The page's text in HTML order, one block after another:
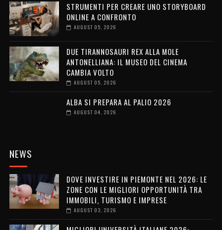
STRUMENTI PER CREARE UNO STORYBOARD
ONLINE A CONFRONTO
AUGUST 05, 2026
DUE TIRANNOSAURI REX ALLA MOLE
ANTONELLIANA: IL MUSEO DEL CINEMA
CAMBIA VOLTO
AUGUST 05, 2026
ALBA SI PREPARA AL PALIO 2026
AUGUST 04, 2026
NEWS
DOVE INVESTIRE IN PIEMONTE NEL 2026: LE
ZONE CON LE MIGLIORI OPPORTUNITÀ TRA
IMMOBILI, TURISMO E IMPRESE
AUGUST 03, 2026